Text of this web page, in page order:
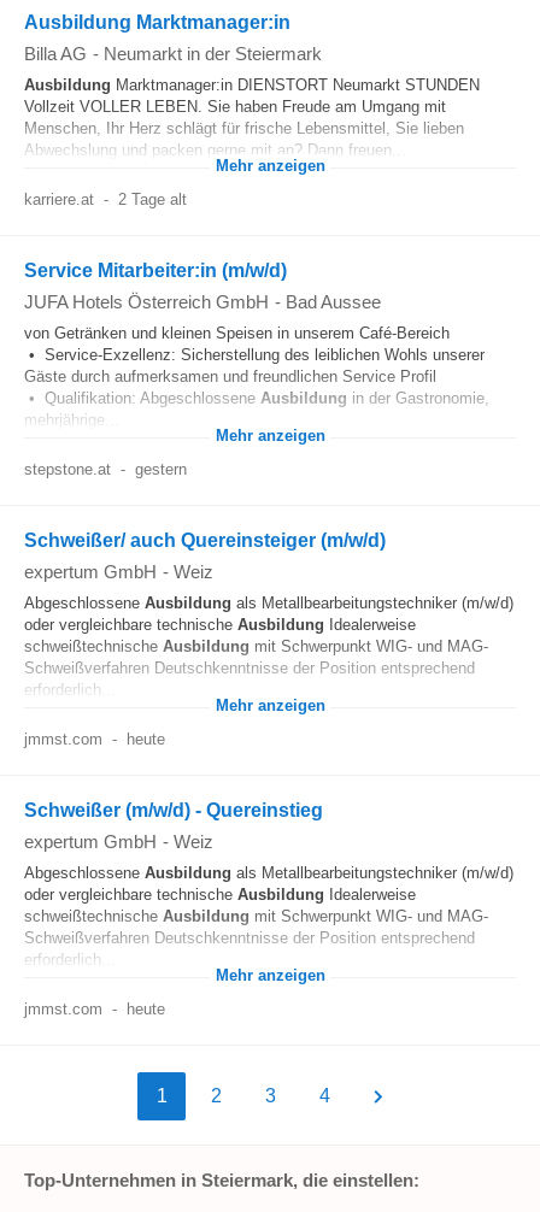
Ausbildung Marktmanager:in
Billa AG - Neumarkt in der Steiermark
Ausbildung Marktmanager:in DIENSTORT Neumarkt STUNDEN
Vollzeit VOLLER LEBEN. Sie haben Freude am Umgang mit
Menschen, Ihr Herz schlägt für frische Lebensmittel, Sie lieben
Abwechslung und packen gerne mit an? Dann freuen...
Mehr anzeigen
karriere.at - 2 Tage alt
Service Mitarbeiter:in (m/w/d)
JUFA Hotels Österreich GmbH - Bad Aussee
von Getränken und kleinen Speisen in unserem Café-Bereich
• Service-Exzellenz: Sicherstellung des leiblichen Wohls unserer
Gäste durch aufmerksamen und freundlichen Service Profil
• Qualifikation: Abgeschlossene Ausbildung in der Gastronomie,
mehrjährige...
Mehr anzeigen
stepstone.at - gestern
Schweißer/ auch Quereinsteiger (m/w/d)
expertum GmbH - Weiz
Abgeschlossene Ausbildung als Metallbearbeitungstechniker (m/w/d)
oder vergleichbare technische Ausbildung Idealerweise
schweißtechnische Ausbildung mit Schwerpunkt WIG- und MAG-
Schweißverfahren Deutschkenntnisse der Position entsprechend
erforderlich...
Mehr anzeigen
jmmst.com - heute
Schweißer (m/w/d) - Quereinstieg
expertum GmbH - Weiz
Abgeschlossene Ausbildung als Metallbearbeitungstechniker (m/w/d)
oder vergleichbare technische Ausbildung Idealerweise
schweißtechnische Ausbildung mit Schwerpunkt WIG- und MAG-
Schweißverfahren Deutschkenntnisse der Position entsprechend
erforderlich...
Mehr anzeigen
jmmst.com - heute
1 2 3 4
Top-Unternehmen in Steiermark, die einstellen: